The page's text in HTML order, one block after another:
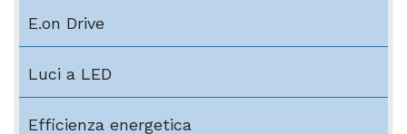
E.on Drive
Luci a LED
Efficienza energetica